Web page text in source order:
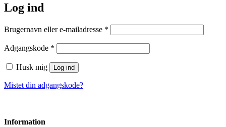
Log ind
Brugernavn eller e-mailadresse *
Adgangskode *
Husk mig Log ind
Mistet din adgangskode?
Information